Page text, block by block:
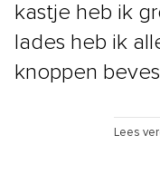
kastje heb ik
lades heb ik
knoppen
Lees